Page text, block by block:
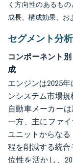
く方向性のあるも
成長、構成効果、お
セグメント分析
コンポーネント
成
エンジンは2025
ンシステム市場規
自動車メーカー
一方、主にファ
ユニットからな
程を削減する統
位性を活かし、